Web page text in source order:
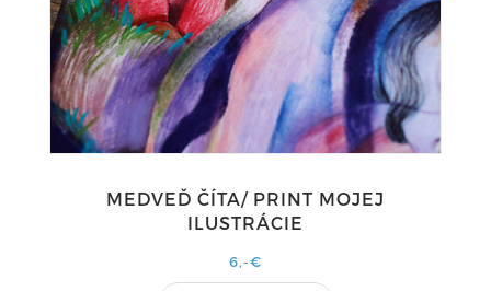
MEDVEĎ ČÍTA/ PRINT MOJEJ
ILUSTRÁCIE
6,-€